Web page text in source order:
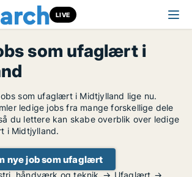
LIVE
som ufaglært i
som ufaglært i Midtjylland lige nu.
ledige jobs fra mange forskellige dele
du lettere kan skabe overblik over ledige
i Midtjylland.
nye job som ufaglært
håndværk og teknik
Ufaglært